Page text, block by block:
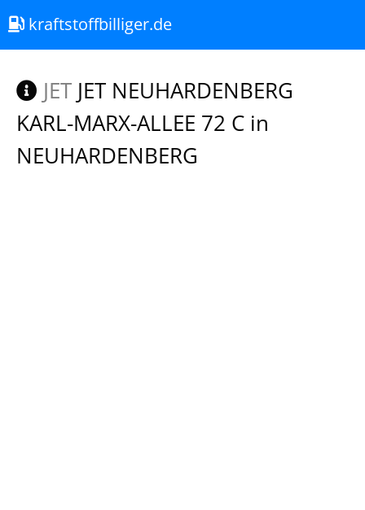
kraftstoffbilliger.de
JET JET NEUHARDENBERG
KARL-MARX-ALLEE 72 C in
NEUHARDENBERG